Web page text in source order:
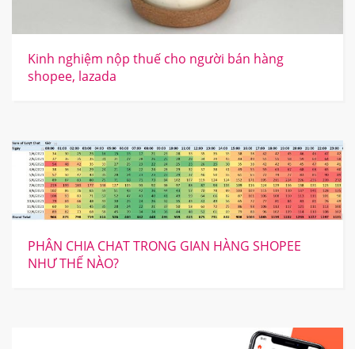
Kinh nghiệm nộp thuế cho người bán hàng
shopee, lazada
PHÂN CHIA CHAT TRONG GIAN HÀNG SHOPEE
NHƯ THẾ NÀO?